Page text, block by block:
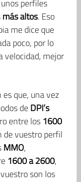
perfiles
más altos. Eso
me dice que
poco, por lo
velocidad, mejor
que, una vez
deDPI’s
entre los 1600
de vuestro perfil
MMO,
1600 a 2600,
son los